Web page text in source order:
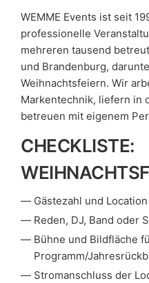
WEMME Events ist seit
professionelle
mehreren tausend
und Brandenburg,
Weihnachtsfeiern. Wir
Markentechnik, liefern in
betreuen mit eigenem
CHECKLISTE:
Gästezahl und
Reden, DJ, Band oder
Bühne und Bildfläche
Programm/
Stromanschluss der